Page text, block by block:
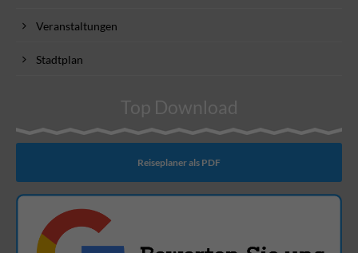
Veranstaltungen
Stadtplan
Top Download
Reiseplaner als PDF